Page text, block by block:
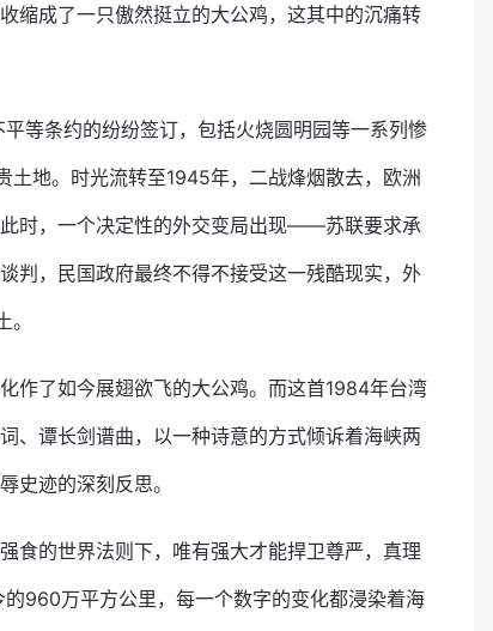
缩成了一只傲然挺立的大公鸡，这其中的沉痛转
等条约的纷纷签订，包括火烧圆明园等一系列惨
地。时光流转至1945年，二战烽烟散去，欧洲
时，一个决定性的外交变局出现——苏联要求承
判，民国政府最终不得不接受这一残酷现实，外
作了如今展翅欲飞的大公鸡。而这首1984年台湾
、谭长剑谱曲，以一种诗意的方式倾诉着海峡两
史迹的深刻反思。
食的世界法则下，唯有强大才能捍卫尊严，真理
960万平方公里，每一个数字的变化都浸染着海